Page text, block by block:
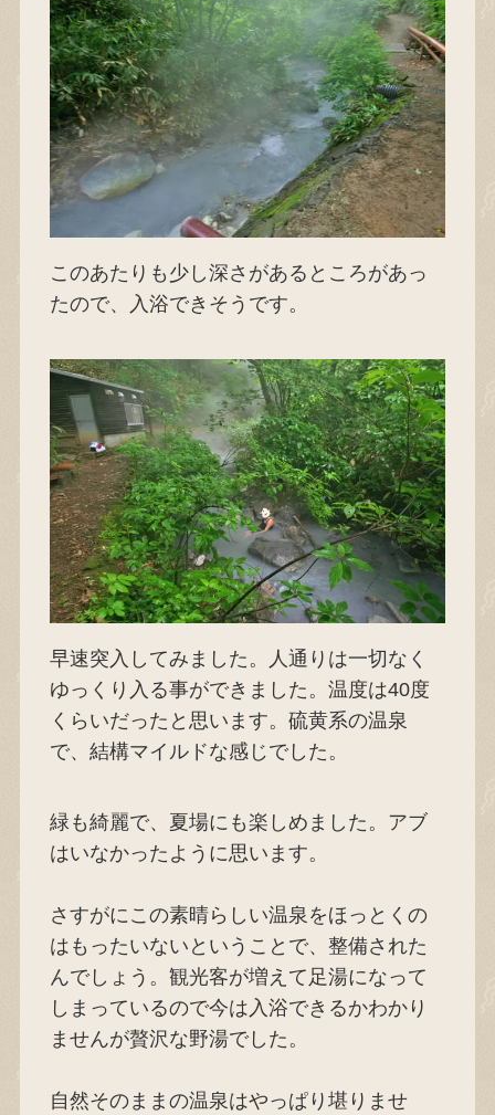
このあたりも少し深さがあるところがあっ
たので、入浴できそうです。
早速突入してみました。人通りは一切なく
ゆっくり入る事ができました。温度は40度
くらいだったと思います。硫黄系の温泉
で、結構マイルドな感じでした。
緑も綺麗で、夏場にも楽しめました。アブ
はいなかったように思います。
さすがにこの素晴らしい温泉をほっとくの
はもったいないということで、整備された
んでしょう。観光客が増えて足湯になって
しまっているので今は入浴できるかわかり
ませんが贅沢な野湯でした。
自然そのままの温泉はやっぱり堪りませ